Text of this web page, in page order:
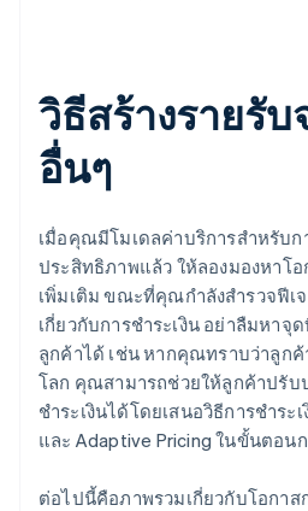
วิธีสร้างรายรั
อื่นๆ
เมื่อคุณมีโมเดลค่าบริการสำหรับก
ประสิทธิภาพแล้ว ให้ลองมองหาโอ
เพิ่มเติม ขณะที่คุณกำลังสำรวจฟีเ
เกี่ยวกับการชำระเงิน อย่าลืมหาจุ
ลูกค้าได้ เช่น หากคุณทราบว่าลูก
โลก คุณสามารถช่วยให้ลูกค้าปรับ
ชำระเงินได้โดยเสนอวิธีการชำร
และ Adaptive Pricing ในขั้นตอนก
ต่อไปนี้คือภาพรวมเกี่ยวกับโอกาส